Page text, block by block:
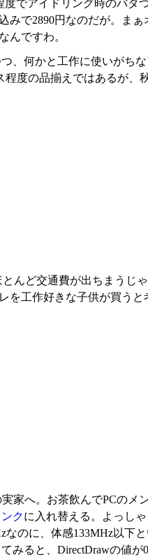
でアイドリング時のバタ
で2890円なのだが。まぁ
んですわ。
、何かと工作に使いがち
度の品揃えではあるが、
んど交通費が出ちまうじ
を工作好きな子供が買うと
家へ。お茶飲んでPCのメン
クに入れ替える。よっし
のに、体感133MHz以下と
ると、DirectDrawの値が